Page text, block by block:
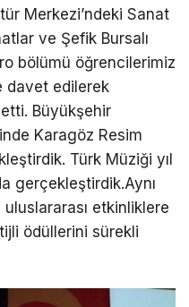
Merkezi’ndeki Sanat
ve Şefik Bursalı
bölümü öğrencilerimiz
davet edilerek
Büyükşehir
Karagöz Resim
Türk Müziği yıl
gerçekleştirdik.Aynı
etkinliklere
ödüllerini sürekli